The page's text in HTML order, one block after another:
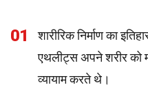
01
शारीरिक निर्माण का
एथलीट्स अपने शरीर
व्यायाम करते थे।